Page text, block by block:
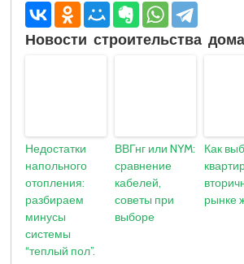
Новости строительства дома
Недостатки
напольного
отопления:
разбираем
минусы
системы
“теплый пол”.
ВВГнг или NYM:
сравнение
кабелей,
советы при
выборе
Как
рынке